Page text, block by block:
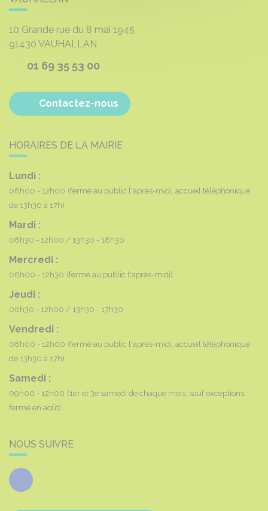
10 Grande rue du 8 mai 1945
91430 VAUHALLAN
01 69 35 53 00
Contactez-nous
HORAIRES DE LA MAIRIE
Lundi :
08h00 - 12h00 (fermé au public l'après-midi, accueil téléphonique
de 13h30 à 17h)
Mardi :
08h30 - 12h00 13h30 - 18h30
Mercredi :
08h00 - 12h30 (fermé au public l'après-midi)
Jeudi :
08h30 - 12h00 13h30 - 17h30
Vendredi :
08h00 - 12h00 (fermé au public l'après-midi, accueil téléphonique
de 13h30 à 17h)
Samedi :
09h00 - 12h00 (1er et 3e samedi de chaque mois, sauf exceptions,
fermé en août)
NOUS SUIVRE
Facebook